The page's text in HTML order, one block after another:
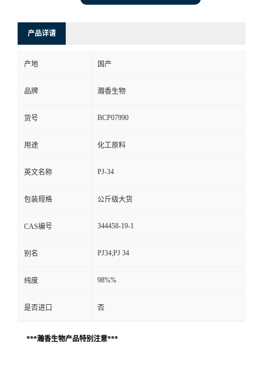
产品详请
产地 国产
品牌 瀚香生物
货号 BCP07990
用途 化工原料
英文名称 PJ-34
包装规格 公斤级大货
CAS编号 344458-19-1
别名 PJ34;PJ 34
纯度 98%%
是否进口 否
***瀚香生物产品特别注意***